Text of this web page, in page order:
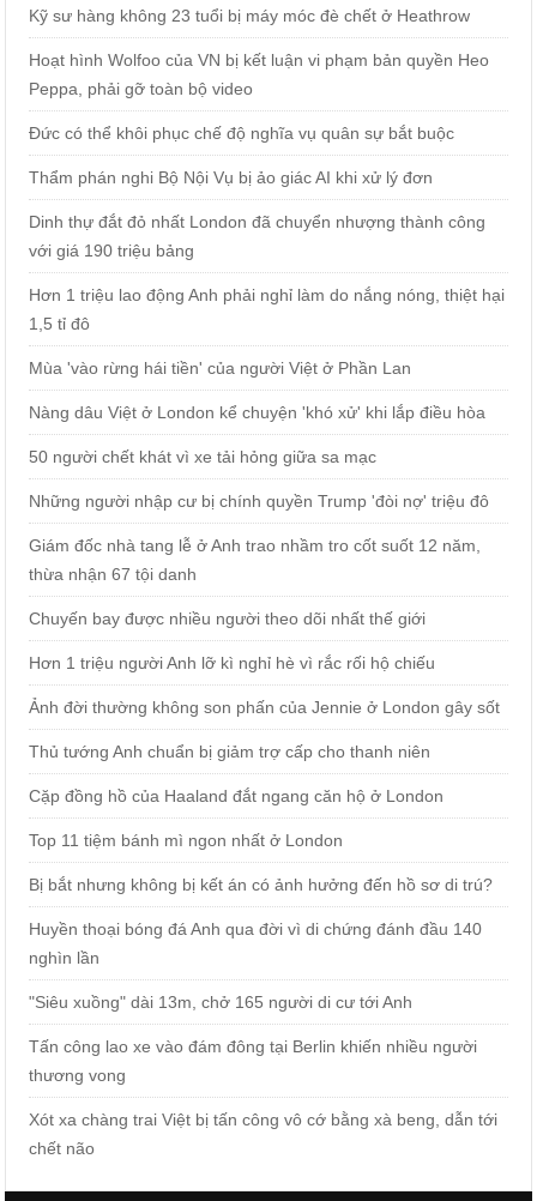
Kỹ sư hàng không 23 tuổi bị máy móc đè chết ở Heathrow
Hoạt hình Wolfoo của VN bị kết luận vi phạm bản quyền Heo
Peppa, phải gỡ toàn bộ video
Đức có thể khôi phục chế độ nghĩa vụ quân sự bắt buộc
Thẩm phán nghi Bộ Nội Vụ bị ảo giác AI khi xử lý đơn
Dinh thự đắt đỏ nhất London đã chuyển nhượng thành công
với giá 190 triệu bảng
Hơn 1 triệu lao động Anh phải nghỉ làm do nắng nóng, thiệt hại
1,5 tỉ đô
Mùa 'vào rừng hái tiền' của người Việt ở Phần Lan
Nàng dâu Việt ở London kể chuyện 'khó xử' khi lắp điều hòa
50 người chết khát vì xe tải hỏng giữa sa mạc
Những người nhập cư bị chính quyền Trump 'đòi nợ' triệu đô
Giám đốc nhà tang lễ ở Anh trao nhầm tro cốt suốt 12 năm,
thừa nhận 67 tội danh
Chuyến bay được nhiều người theo dõi nhất thế giới
Hơn 1 triệu người Anh lỡ kì nghỉ hè vì rắc rối hộ chiếu
Ảnh đời thường không son phấn của Jennie ở London gây sốt
Thủ tướng Anh chuẩn bị giảm trợ cấp cho thanh niên
Cặp đồng hồ của Haaland đắt ngang căn hộ ở London
Top 11 tiệm bánh mì ngon nhất ở London
Bị bắt nhưng không bị kết án có ảnh hưởng đến hồ sơ di trú?
Huyền thoại bóng đá Anh qua đời vì di chứng đánh đầu 140
nghìn lần
"Siêu xuồng" dài 13m, chở 165 người di cư tới Anh
Tấn công lao xe vào đám đông tại Berlin khiến nhiều người
thương vong
Xót xa chàng trai Việt bị tấn công vô cớ bằng xà beng, dẫn tới
chết não